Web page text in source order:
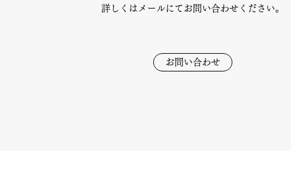
​詳しくはメールにてお問い合わせください。
お問い合わせ